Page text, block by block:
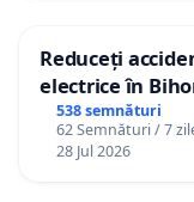
Reduceți
electrice în
538 semnături
62 Semnături / 7
28 Jul 2026